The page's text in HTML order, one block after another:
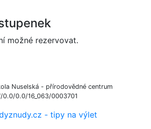
možné rezervovat.
Nuselská - přírodovědné centrum
0.0/0.0/16_063/0003701